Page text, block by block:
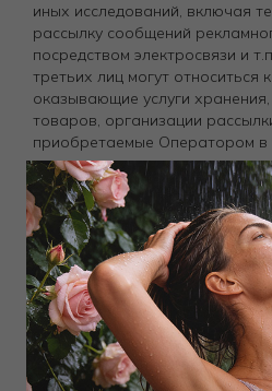
иных исследований, включая
рассылку сообщений
посредством электросвязи и
третьих лиц могут относиться
оказывающие услуги
товаров, организации
приобретаемые Оператором в
а также органам
установленных
ограничиваясь:
ООО «ВЖИК» (ИНН
ООО «КС Холдинговая
и иные юридические лица,
Холдинговая компания» и
услуг под наименованием
ООО «Белое Солнце» (ИНН
ООО «Формула Джет» (ИНН